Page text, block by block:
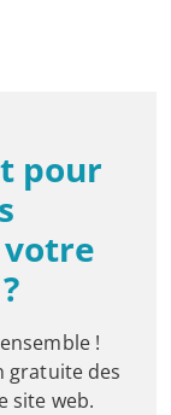
pour
!
gratuite des
site web.